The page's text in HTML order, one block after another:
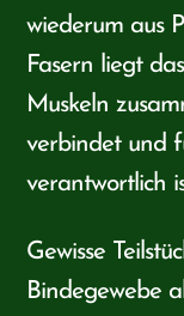
wiederum aus
Fasern liegt
Muskeln
verbindet und
verantwortlich
Gewisse
Bindegewebe